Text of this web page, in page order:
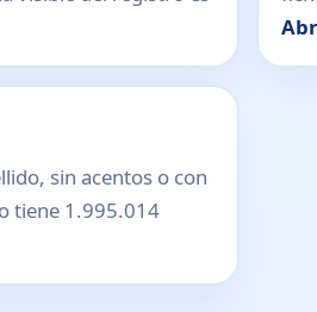
sin acentos o con
tiene 1.995.014